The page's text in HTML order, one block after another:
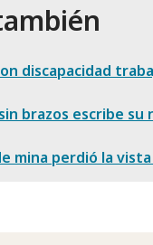
discapacidad
brazos escribe
mina perdió la